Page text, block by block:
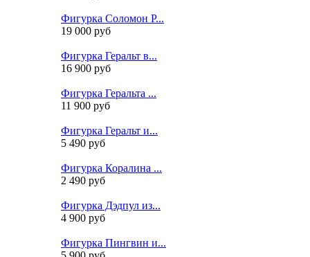
Фигурка Соломон Р...
19 000 руб
Фигурка Геральт в...
16 900 руб
Фигурка Геральта ...
11 900 руб
Фигурка Геральт и...
5 490 руб
Фигурка Коралина ...
2 490 руб
Фигурка Дэдпул из...
4 900 руб
Фигурка Пингвин и...